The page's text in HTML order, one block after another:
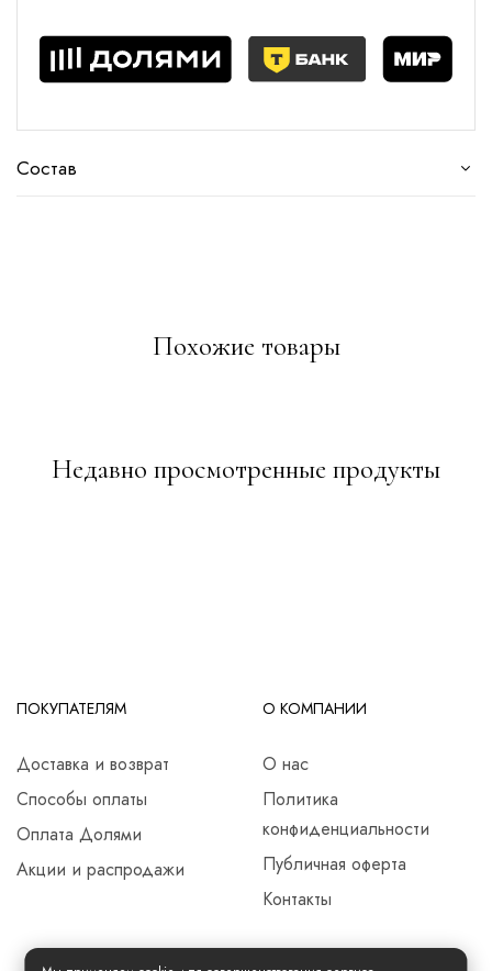
Состав
Похожие товары
Недавно просмотренные продукты
ПОКУПАТЕЛЯМ
Доставка и возврат
Способы оплаты
Оплата Долями
Акции и распродажи
О КОМПАНИИ
О нас
Политика
конфиденциальности
Публичная оферта
Контакты